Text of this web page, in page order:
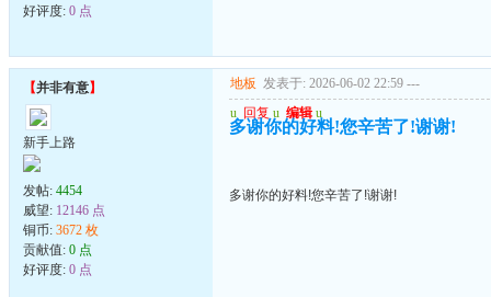
好评度: 0 点
【并非有意】
新手上路
发帖: 4454
威望: 12146 点
铜币: 3672 枚
贡献值: 0 点
好评度: 0 点
地板 发表于: 2026-06-02 22:59 ---
u 回复 u 编辑 u
多谢你的好料!您辛苦了!谢谢!
多谢你的好料!您辛苦了!谢谢!